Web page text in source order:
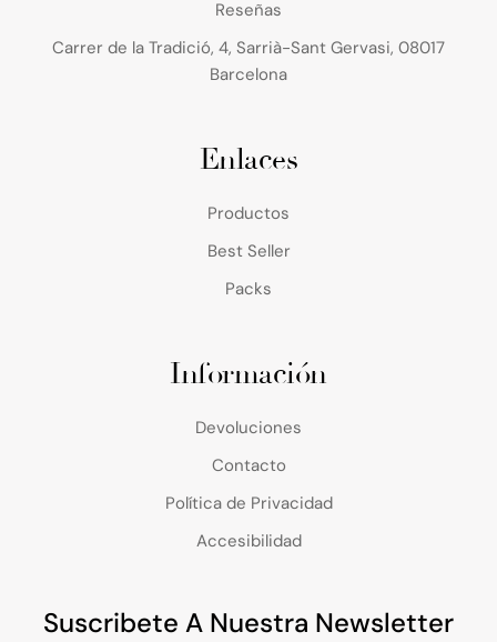
Reseñas
Carrer de la Tradició, 4, Sarrià-Sant Gervasi, 08017
Barcelona
Enlaces
Productos
Best Seller
Packs
Información
Devoluciones
Contacto
Política de Privacidad
Accesibilidad
Suscribete A Nuestra Newsletter